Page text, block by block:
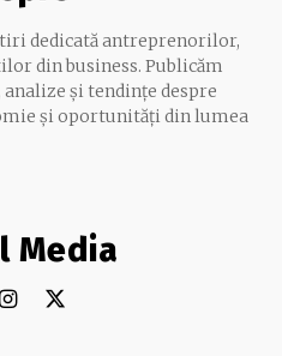
dedicată antreprenorilor,
din business. Publicăm
și tendințe despre
și oportunități din lumea
Media